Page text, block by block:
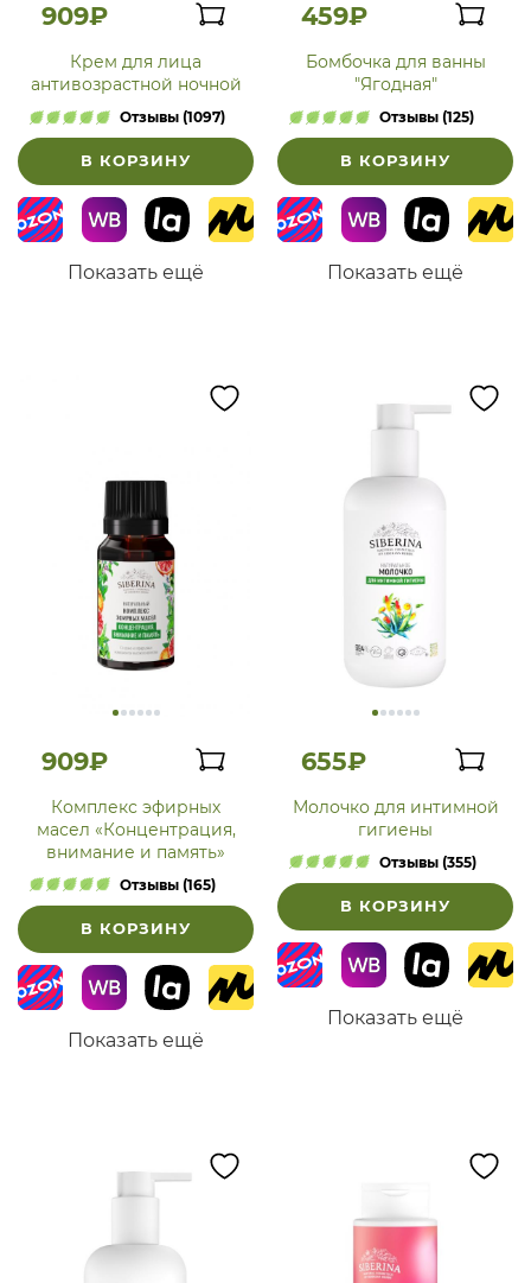
909₽
Крем для лица
антивозрастной ночной
Отзывы (1097)
В КОРЗИНУ
Показать ещё
459₽
Бомбочка для ванны
"Ягодная"
Отзывы (125)
В КОРЗИНУ
Показать ещё
909₽
Комплекс эфирных
масел «Концентрация,
внимание и память»
Отзывы (165)
В КОРЗИНУ
Показать ещё
655₽
Молочко для интимной
гигиены
Отзывы (355)
В КОРЗИНУ
Показать ещё